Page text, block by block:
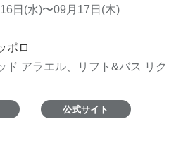
日(水)〜09月17日(木)
ポロ
ド アラエル、リフト&バス リク
公式サイト